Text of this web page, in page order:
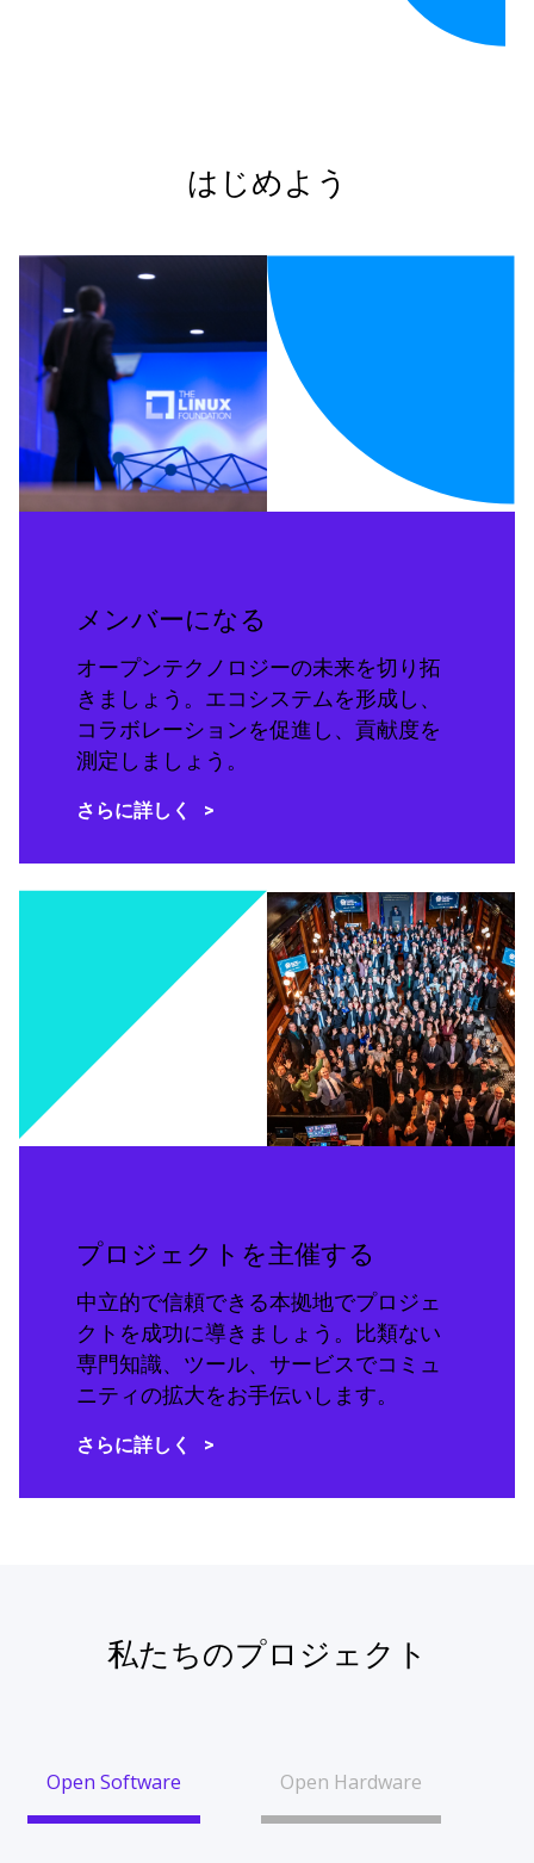
はじめよう
メンバーになる
オープンテクノロジーの未来を切り拓
きましょう。エコシステムを形成し、
コラボレーションを促進し、貢献度を
測定しましょう。
さらに詳しく
プロジェクトを主催する
中立的で信頼できる本拠地でプロジェ
クトを成功に導きましょう。比類ない
専門知識、ツール、サービスでコミュ
ニティの拡大をお手伝いします。
さらに詳しく
私たちのプロジェクト
Open Software Open Hardware